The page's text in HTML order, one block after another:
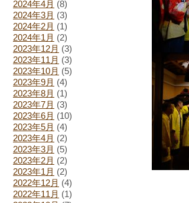
2024年4月 (8)
2024年3月 (3)
2024年2月 (1)
2024年1月 (2)
2023年12月 (3)
2023年11月 (3)
2023年10月 (5)
2023年9月 (4)
2023年8月 (1)
2023年7月 (3)
2023年6月 (10)
2023年5月 (4)
2023年4月 (2)
2023年3月 (5)
2023年2月 (2)
2023年1月 (2)
2022年12月 (4)
2022年11月 (1)